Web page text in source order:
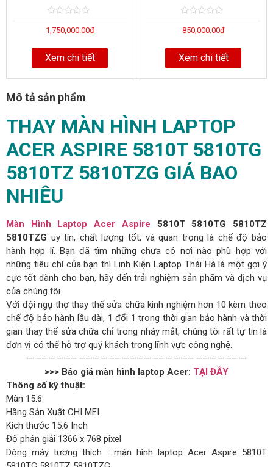
0
of
1,750,000.00₫
Xem chi tiết
0
of
850,000.00₫
Xem chi tiết
Mô tả sản phẩm
THAY MÀN HÌNH LAPTOP
ACER ASPIRE ​5810T 5810TG
5810TZ 5810TZG GIÁ BAO
NHIÊU
Màn Hình Laptop Acer Aspire 5810T 5810TG 5810TZ
5810TZG uy tín, chất lượng tốt, và quan trọng là chế độ bảo
hành hợp lí. Bạn đã tìm những chưa có nơi nào phù hợp với
những tiêu chí của bạn thì Linh Kiện Laptop Thái Hà là một gợi ý
cực tốt dành cho bạn, hãy đến trải nghiệm sản phẩm và dịch vụ
của chúng tôi.
Với đội ngụ thợ thay thế sửa chữa kinh nghiệm hơn 10 kèm theo
chế độ bảo hành lầu dài, 1 đổi 1 trong thời gian bảo hành và thời
gian thay thế sửa chữa chỉ trong nháy mắt, chúng tôi rất tự tin là
đơn vị có thể hỗ trợ quý khách trong lĩnh vực công nghệ.
——————————————————————————————
>>> Báo giá màn hình laptop Acer: TẠI ĐÂY
Thông số kỹ thuật:
Màn 15.6
Hãng Sản Xuất CHI MEI
Kích thước 15.6 Inch
Độ phân giải 1366 x 768 pixel
Dòng máy tương thích : màn hình laptop Acer Aspire 5810T